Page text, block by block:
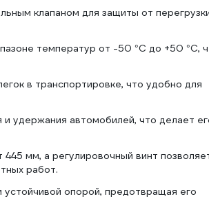
клапаном для защиты от
температур от -50 °C до +50 °C,
в транспортировке, что удобно для
удержания автомобилей, что делает
мм, а регулировочный винт
работ.
опорой, предотвращая его